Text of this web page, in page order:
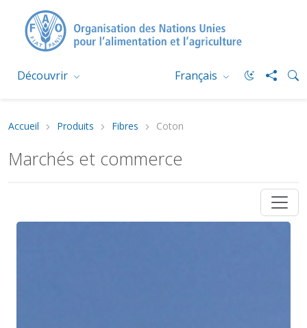
Découvrir Français
Accueil Produits Fibres Coton
Marchés et commerce